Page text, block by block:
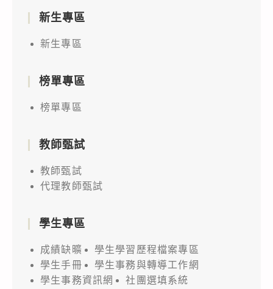
新生專區
新生專區
榜單專區
榜單專區
教師甄試
教師甄試
代理教師甄試
學生專區
成績缺曠
學生學習歷程檔案專區
學生手冊
學生事務與轉導工作網
學生事務資訊網
社團選填系統